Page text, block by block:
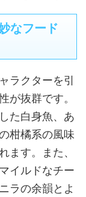
なフード
ラクターを引
が抜群です。
た白身魚、あ
柑橘系の風味
ます。また、
イルドなチー
ラの余韻とよ